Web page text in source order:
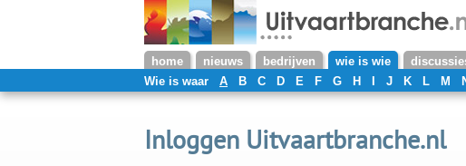
home nieuws bedrijven wie is wie
Wie is waar
A B C D E F G H J K L M
Inloggen Uitvaartbranche.nl